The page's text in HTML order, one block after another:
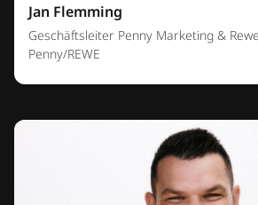
Jan Flemming
Geschäftsleiter Penny Marketing &
Penny/REWE